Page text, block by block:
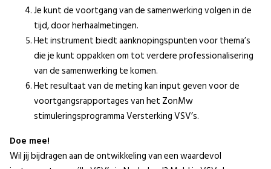
Je kunt de voortgang van de samenwerking volgen in de
tijd, door herhaalmetingen.
Het instrument biedt aanknopingspunten voor thema’s
die je kunt oppakken om tot verdere professionalisering
van de samenwerking te komen.
Het resultaat van de meting kan input geven voor de
voortgangsrapportages van het ZonMw
stimuleringsprogramma Versterking VSV’s.
Doe mee!
Wil jij bijdragen aan de ontwikkeling van een waardevol